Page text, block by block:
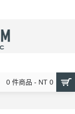
0 件商品 - NT 0